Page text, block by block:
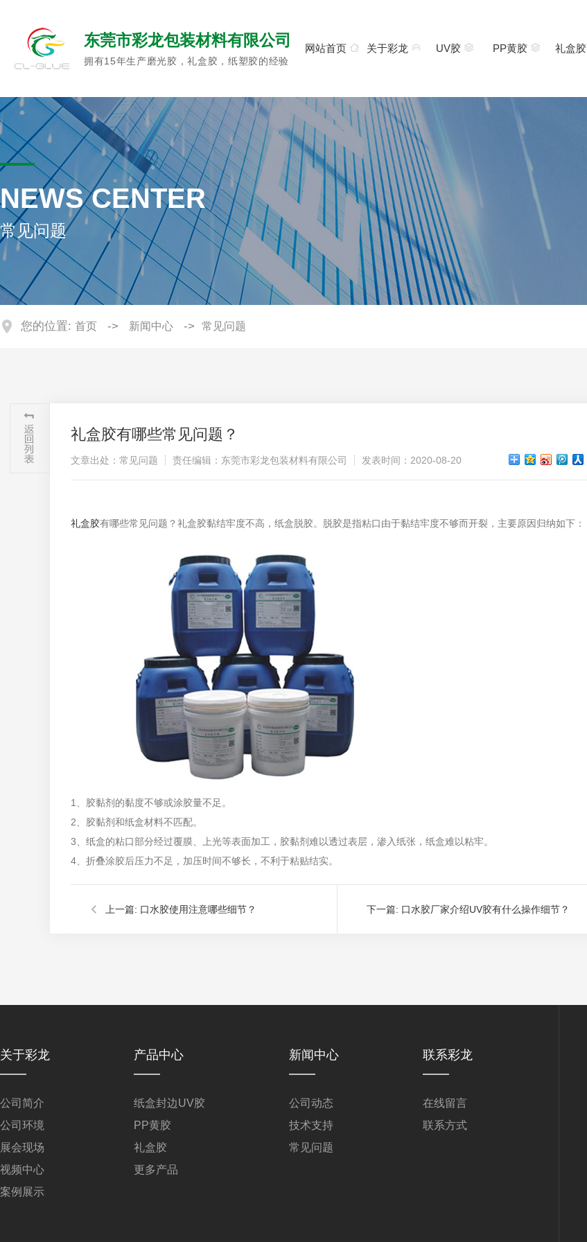
东莞市彩龙包装材料有限公司
拥有15年生产磨光胶，礼盒胶，纸塑胶的经验
网站首页 关于彩龙 UV胶 PP黄胶 礼盒胶
常 见问题
您的位置: 首页 -> 新闻中心 -> 常见问题
礼盒胶有哪些常见问题？
文章出处：常见问题 责任编辑：东莞市彩龙包装材料有限公司 发表时间：2020-08-20
礼盒胶有哪些常见问题？礼盒胶黏结牢度不高，纸盒脱胶。脱胶是指粘口由于黏结牢度不够而开裂，主要原因归纳如下：
1、胶黏剂的黏度不够或涂胶量不足。
2、胶黏剂和纸盒材料不匹配。
3、纸盒的粘口部分经过覆膜、上光等表面加工，胶黏剂难以透过表层，渗入纸张，纸盒难以粘牢。
4、折叠涂胶后压力不足，加压时间不够长，不利于粘贴结实。
上一篇: 口水胶使用注意哪些细节？ 下一篇: 口水胶厂家介绍UV胶有什么操作细节？
关于彩龙
公司简介
公司环境
展会现场
视频中心
案例展示
产品中心
纸盒封边UV胶
PP黄胶
礼盒胶
更多产品
新闻中心
公司动态
技术支持
常见问题
联系彩龙
在线留言
联系方式